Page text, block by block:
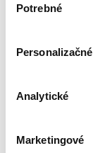
keby sme mohli
súhlasu
Potrebné
Personalizačné
Analytické
Marketingové
Zrušiť filtre